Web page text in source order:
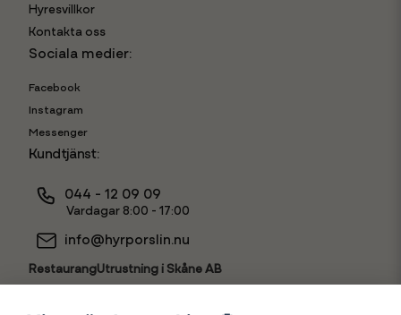
Hyresvillkor
Kontakta oss
Sociala medier:
Facebook
Instagram
Messenger
Kundtjänst:
044 - 12 09 09
Vardagar 8:00 - 17:00
info@hyrporslin.nu
RestaurangUtrustning i Skåne AB